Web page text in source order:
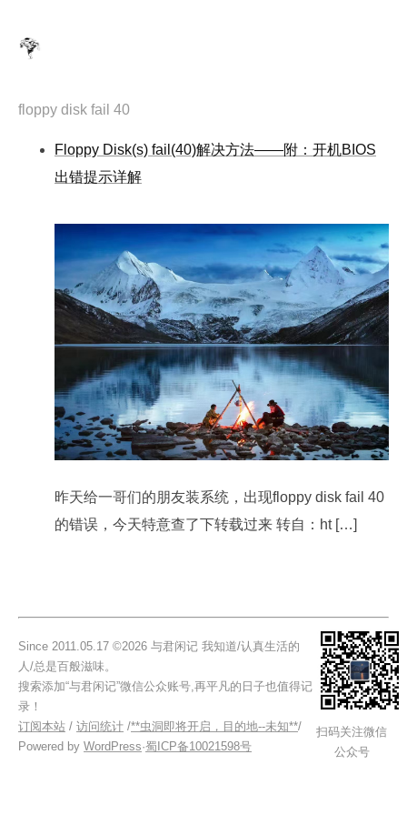
floppy disk fail 40
Floppy Disk(s) fail(40)解决方法——附：开机BIOS
出错提示详解
昨天给一哥们的朋友装系统，出现floppy disk fail 40
的错误，今天特意查了下转载过来 转自：ht […]
Since 2011.05.17 ©2026 与君闲记 我知道/认真生活的
人/总是百般滋味。
搜索添加“与君闲记”微信公众账号,再平凡的日子也值得记
录！
订阅本站 / 访问统计 /**虫洞即将开启，目的地--未知**/
Powered by WordPress·蜀ICP备10021598号
扫码关注微信
公众号